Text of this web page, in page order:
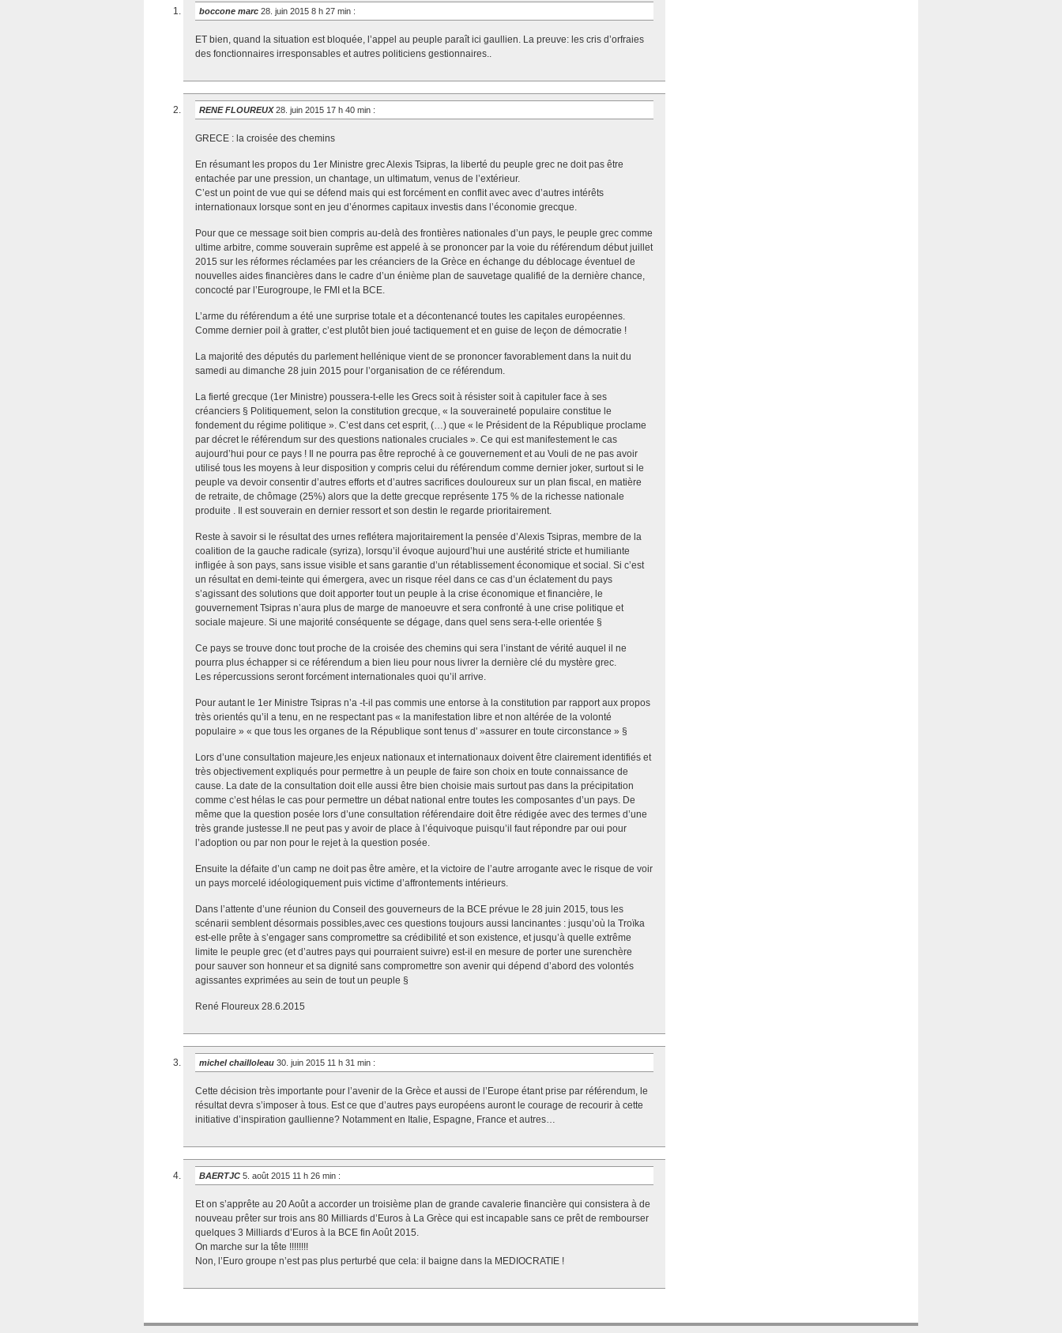
boccone marc 28. juin 2015 8 h 27 min :
ET bien, quand la situation est bloquée, l’appel au peuple paraît ici gaullien. La preuve: les cris d’orfraies
des fonctionnaires irresponsables et autres politiciens gestionnaires..
RENE FLOUREUX 28. juin 2015 17 h 40 min :
GRECE : la croisée des chemins
En résumant les propos du 1er Ministre grec Alexis Tsipras, la liberté du peuple grec ne doit pas être
entachée par une pression, un chantage, un ultimatum, venus de l’extérieur.
C’est un point de vue qui se défend mais qui est forcément en conflit avec avec d’autres intérêts
internationaux lorsque sont en jeu d’énormes capitaux investis dans l’économie grecque.
Pour que ce message soit bien compris au-delà des frontières nationales d’un pays, le peuple grec comme
ultime arbitre, comme souverain suprême est appelé à se prononcer par la voie du référendum début juillet
2015 sur les réformes réclamées par les créanciers de la Grèce en échange du déblocage éventuel de
nouvelles aides financières dans le cadre d’un énième plan de sauvetage qualifié de la dernière chance,
concocté par l’Eurogroupe, le FMI et la BCE.
L’arme du référendum a été une surprise totale et a décontenancé toutes les capitales européennes.
Comme dernier poil à gratter, c’est plutôt bien joué tactiquement et en guise de leçon de démocratie !
La majorité des députés du parlement hellénique vient de se prononcer favorablement dans la nuit du
samedi au dimanche 28 juin 2015 pour l’organisation de ce référendum.
La fierté grecque (1er Ministre) poussera-t-elle les Grecs soit à résister soit à capituler face à ses
créanciers § Politiquement, selon la constitution grecque, « la souveraineté populaire constitue le
fondement du régime politique ». C’est dans cet esprit, (…) que « le Président de la République proclame
par décret le référendum sur des questions nationales cruciales ». Ce qui est manifestement le cas
aujourd’hui pour ce pays ! Il ne pourra pas être reproché à ce gouvernement et au Vouli de ne pas avoir
utilisé tous les moyens à leur disposition y compris celui du référendum comme dernier joker, surtout si le
peuple va devoir consentir d’autres efforts et d’autres sacrifices douloureux sur un plan fiscal, en matière
de retraite, de chômage (25%) alors que la dette grecque représente 175 % de la richesse nationale
produite . Il est souverain en dernier ressort et son destin le regarde prioritairement.
Reste à savoir si le résultat des urnes reflétera majoritairement la pensée d’Alexis Tsipras, membre de la
coalition de la gauche radicale (syriza), lorsqu’il évoque aujourd’hui une austérité stricte et humiliante
infligée à son pays, sans issue visible et sans garantie d’un rétablissement économique et social. Si c’est
un résultat en demi-teinte qui émergera, avec un risque réel dans ce cas d’un éclatement du pays
s’agissant des solutions que doit apporter tout un peuple à la crise économique et financière, le
gouvernement Tsipras n’aura plus de marge de manoeuvre et sera confronté à une crise politique et
sociale majeure. Si une majorité conséquente se dégage, dans quel sens sera-t-elle orientée §
Ce pays se trouve donc tout proche de la croisée des chemins qui sera l’instant de vérité auquel il ne
pourra plus échapper si ce référendum a bien lieu pour nous livrer la dernière clé du mystère grec.
Les répercussions seront forcément internationales quoi qu’il arrive.
Pour autant le 1er Ministre Tsipras n’a -t-il pas commis une entorse à la constitution par rapport aux propos
très orientés qu’il a tenu, en ne respectant pas « la manifestation libre et non altérée de la volonté
populaire » « que tous les organes de la République sont tenus d' »assurer en toute circonstance » §
Lors d’une consultation majeure,les enjeux nationaux et internationaux doivent être clairement identifiés et
très objectivement expliqués pour permettre à un peuple de faire son choix en toute connaissance de
cause. La date de la consultation doit elle aussi être bien choisie mais surtout pas dans la précipitation
comme c’est hélas le cas pour permettre un débat national entre toutes les composantes d’un pays. De
même que la question posée lors d’une consultation référendaire doit être rédigée avec des termes d’une
très grande justesse.Il ne peut pas y avoir de place à l’équivoque puisqu’il faut répondre par oui pour
l’adoption ou par non pour le rejet à la question posée.
Ensuite la défaite d’un camp ne doit pas être amère, et la victoire de l’autre arrogante avec le risque de voir
un pays morcelé idéologiquement puis victime d’affrontements intérieurs.
Dans l’attente d’une réunion du Conseil des gouverneurs de la BCE prévue le 28 juin 2015, tous les
scénarii semblent désormais possibles,avec ces questions toujours aussi lancinantes : jusqu’où la Troïka
est-elle prête à s’engager sans compromettre sa crédibilité et son existence, et jusqu’à quelle extrême
limite le peuple grec (et d’autres pays qui pourraient suivre) est-il en mesure de porter une surenchère
pour sauver son honneur et sa dignité sans compromettre son avenir qui dépend d’abord des volontés
agissantes exprimées au sein de tout un peuple §
René Floureux 28.6.2015
michel chailloleau 30. juin 2015 11 h 31 min :
Cette décision très importante pour l’avenir de la Grèce et aussi de l’Europe étant prise par référendum, le
résultat devra s’imposer à tous. Est ce que d’autres pays européens auront le courage de recourir à cette
initiative d’inspiration gaullienne? Notamment en Italie, Espagne, France et autres…
BAERTJC 5. août 2015 11 h 26 min :
Et on s’apprête au 20 Août a accorder un troisième plan de grande cavalerie financière qui consistera à de
nouveau prêter sur trois ans 80 Milliards d’Euros à La Grèce qui est incapable sans ce prêt de rembourser
quelques 3 Milliards d’Euros à la BCE fin Août 2015.
On marche sur la tête !!!!!!!!
Non, l’Euro groupe n’est pas plus perturbé que cela: il baigne dans la MEDIOCRATIE !